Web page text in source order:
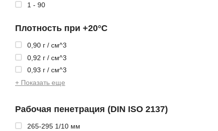
1 - 90
Плотность при +20°C
0,90 г / см^3
0,92 г / см^3
0,93 г / см^3
+ Показать еще
Рабочая пенетрация (DIN ISO 2137)
265-295 1/10 мм